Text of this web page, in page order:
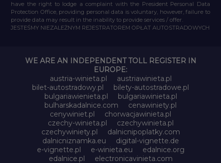
have the right to lodge a complaint with the President Personal Data
Protection Office, providing personal data is voluntary, however, failure to
provide data may result in the inability to provide services / offer.
JESTEŚMY NIEZALEŻNYM REJESTRATOREM OPŁAT AUTOSTRADOWYCH
WE ARE AN INDEPENDENT TOLL REGISTER IN
EUROPE:
austria-winieta.pl
austriawinieta.pl
bilet-autostradowy.pl
bilety-autostradowe.pl
bulgariawienieta.pl
bulgariawinieta.pl
bulharskadalnice.com
cenawiniety.pl
cenywiniet.pl
chorwacjawinieta.pl
czechy-winieta.pl
czechywinieta.pl
czechywiniety.pl
dalnicnipoplatky.com
dalnicniznamka.eu
digital-vignette.de
e-vignette.pl
e-winieta.eu
edalnice.org
edalnice.pl
electronicavinieta.com